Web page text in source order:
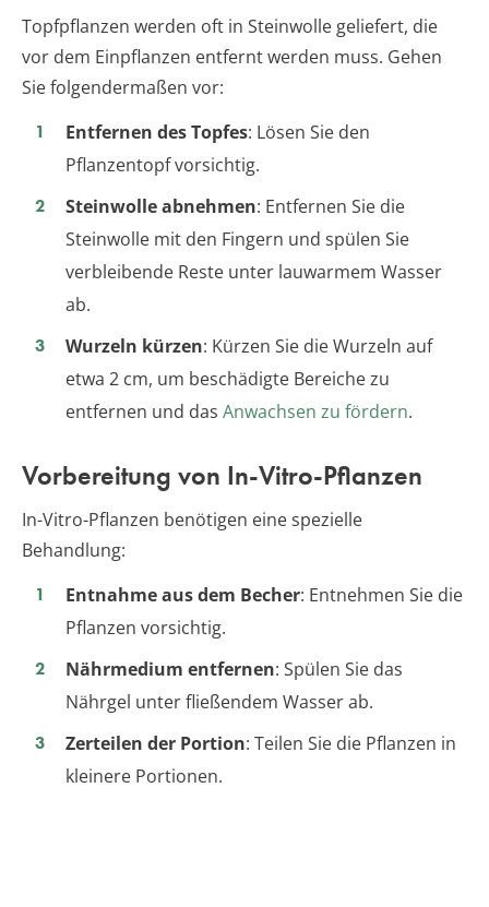
Topfpflanzen werden oft in Steinwolle geliefert, die
vor dem Einpflanzen entfernt werden muss. Gehen
Sie folgendermaßen vor:
Entfernen des Topfes: Lösen Sie den
Pflanzentopf vorsichtig.
Steinwolle abnehmen: Entfernen Sie die
Steinwolle mit den Fingern und spülen Sie
verbleibende Reste unter lauwarmem Wasser
ab.
Wurzeln kürzen: Kürzen Sie die Wurzeln auf
etwa 2 cm, um beschädigte Bereiche zu
entfernen und das Anwachsen zu fördern.
Vorbereitung von In-Vitro-Pflanzen
In-Vitro-Pflanzen benötigen eine spezielle
Behandlung:
Entnahme aus dem Becher: Entnehmen Sie die
Pflanzen vorsichtig.
Nährmedium entfernen: Spülen Sie das
Nährgel unter fließendem Wasser ab.
Zerteilen der Portion: Teilen Sie die Pflanzen in
kleinere Portionen.